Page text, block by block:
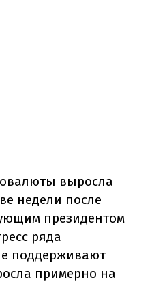
выросла
недели после
президентом
ряда
поддерживают
примерно на